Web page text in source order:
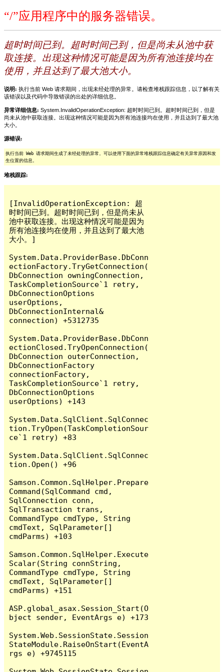
“/”应用程序中的服务器错误。
超时时间已到。超时时间已到，但是尚未从池中获
取连接。出现这种情况可能是因为所有池连接均在
使用，并且达到了最大池大小。
说明: 执行当前 Web 请求期间，出现未经处理的异常。请检查堆栈跟踪信息，以了解有关
该错误以及代码中导致错误的出处的详细信息。
异常详细信息: System.InvalidOperationException: 超时时间已到。超时时间已到，但是
尚未从池中获取连接。出现这种情况可能是因为所有池连接均在使用，并且达到了最大池
大小。
源错误:
执行当前 Web 请求期间生成了未经处理的异常。可以使用下面的异常堆栈跟踪信息确定有关异常原因和发
生位置的信息。
堆栈跟踪:
[InvalidOperationException: 超
时时间已到。超时时间已到，但是尚未从
池中获取连接。出现这种情况可能是因为
所有池连接均在使用，并且达到了最大池
大小。]
System.Data.ProviderBase.DbConn
ectionFactory.TryGetConnection(
DbConnection owningConnection,
TaskCompletionSource`1 retry,
DbConnectionOptions
userOptions,
DbConnectionInternal&
connection) +5312735
System.Data.ProviderBase.DbConn
ectionClosed.TryOpenConnection(
DbConnection outerConnection,
DbConnectionFactory
connectionFactory,
TaskCompletionSource`1 retry,
DbConnectionOptions
userOptions) +143
System.Data.SqlClient.SqlConnec
tion.TryOpen(TaskCompletionSour
ce`1 retry) +83
System.Data.SqlClient.SqlConnec
tion.Open() +96
Samson.Common.SqlHelper.Prepare
Command(SqlCommand cmd,
SqlConnection conn,
SqlTransaction trans,
CommandType cmdType, String
cmdText, SqlParameter[]
cmdParms) +103
Samson.Common.SqlHelper.Execute
Scalar(String connString,
CommandType cmdType, String
cmdText, SqlParameter[]
cmdParms) +151
ASP.global_asax.Session_Start(O
bject sender, EventArgs e) +173
System.Web.SessionState.Session
StateModule.RaiseOnStart(EventA
rgs e) +9745115